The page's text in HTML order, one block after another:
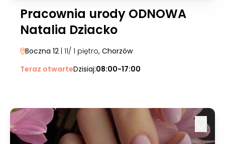
Pracownia urody ODNOWA
Natalia Dziacko
Boczna 12 | 11/ 1 piętro, Chorzów
Teraz otwarteDzisiaj:08:00-17:00